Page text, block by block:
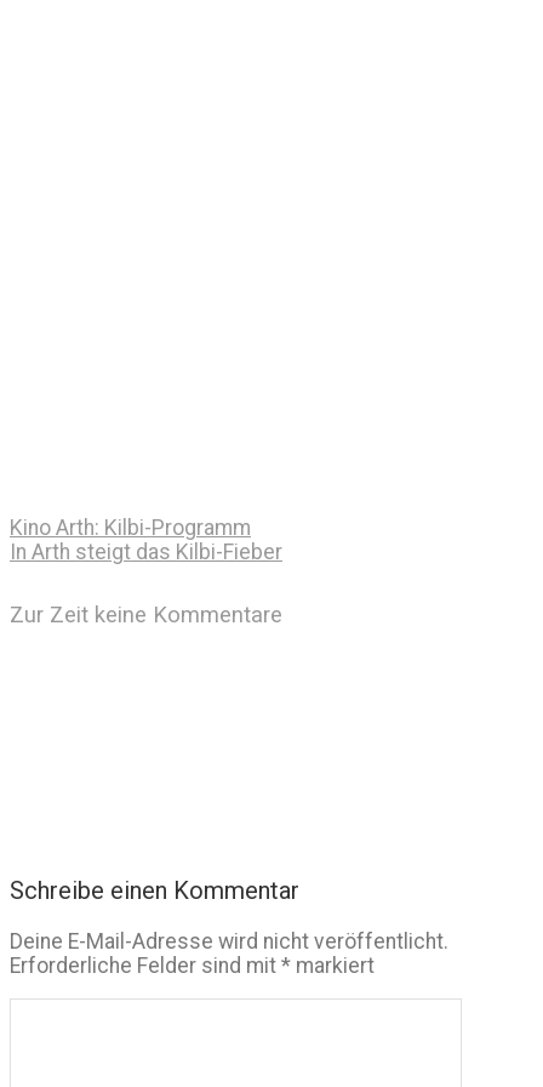
Kino Arth: Kilbi-Programm
In Arth steigt das Kilbi-Fieber
Zur Zeit keine Kommentare
Schreibe einen Kommentar
Deine E-Mail-Adresse wird nicht veröffentlicht.
Erforderliche Felder sind mit * markiert